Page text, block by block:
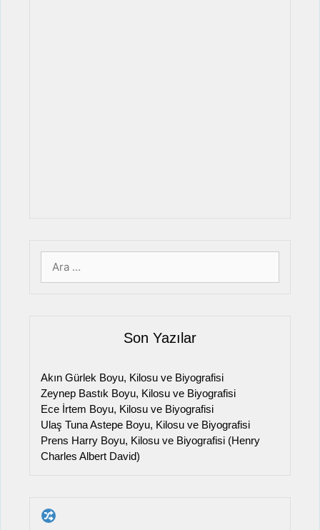
ara
Son Yazılar
Akın Gürlek Boyu, Kilosu ve Biyografisi
Zeynep Bastık Boyu, Kilosu ve Biyografisi
Ece İrtem Boyu, Kilosu ve Biyografisi
Ulaş Tuna Astepe Boyu, Kilosu ve Biyografisi
Prens Harry Boyu, Kilosu ve Biyografisi (Henry
Charles Albert David)